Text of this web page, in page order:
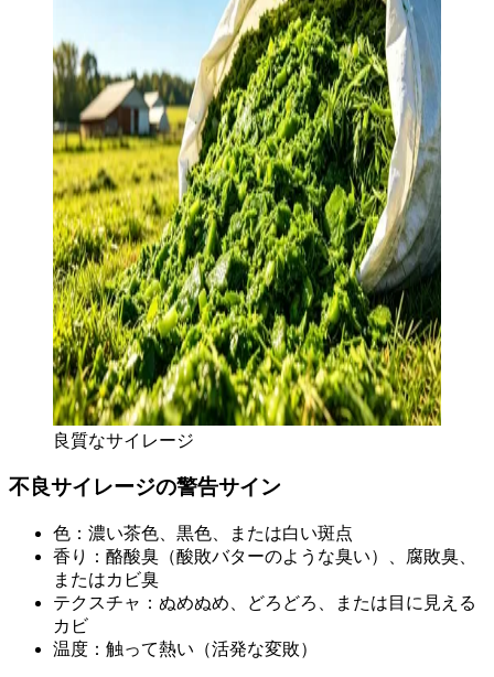
良質なサイレージ
不良サイレージの警告サイン
色：濃い茶色、黒色、または白い斑点
香り：酪酸臭（酸敗バターのような臭い）、腐敗臭、
またはカビ臭
テクスチャ：ぬめぬめ、どろどろ、または目に見える
カビ
温度：触って熱い（活発な変敗）